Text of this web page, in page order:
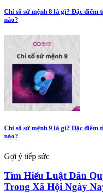
Chỉ số sứ mệnh 8 là gì? Đặc điểm
nào?
Chỉ số sứ mệnh 9 là gì? Đặc điểm
nào?
Gợi ý tiếp sức
Tìm Hiểu Luật Dân
Trong Xã Hội Ngày